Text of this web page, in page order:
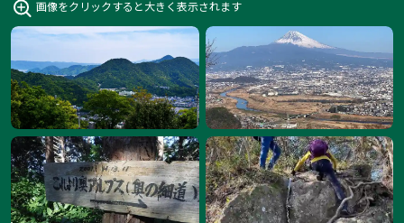
画像をクリックすると大きく表示されます